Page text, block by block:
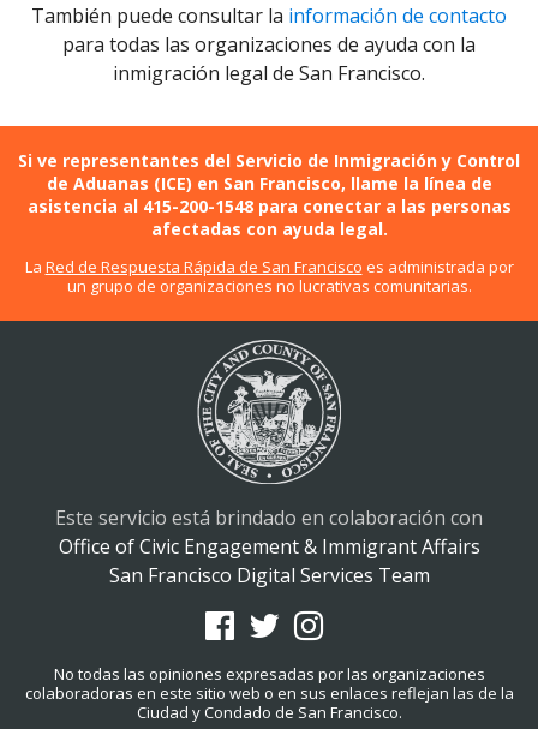
También puede consultar la información de contacto
para todas las organizaciones de ayuda con la
inmigración legal de San Francisco.
Si ve representantes del Servicio de Inmigración y Control
de Aduanas (ICE) en San Francisco, llame la línea de
asistencia al 415-200-1548 para conectar a las personas
afectadas con ayuda legal.
La Red de Respuesta Rápida de San Francisco es administrada por
un grupo de organizaciones no lucrativas comunitarias.
Este servicio está brindado en colaboración con
Office of Civic Engagement & Immigrant Affairs
San Francisco Digital Services Team
No todas las opiniones expresadas por las organizaciones
colaboradoras en este sitio web o en sus enlaces reflejan las de la
Ciudad y Condado de San Francisco.